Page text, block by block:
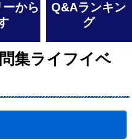
から
Q&Aランキン
グ
集ライフイベ